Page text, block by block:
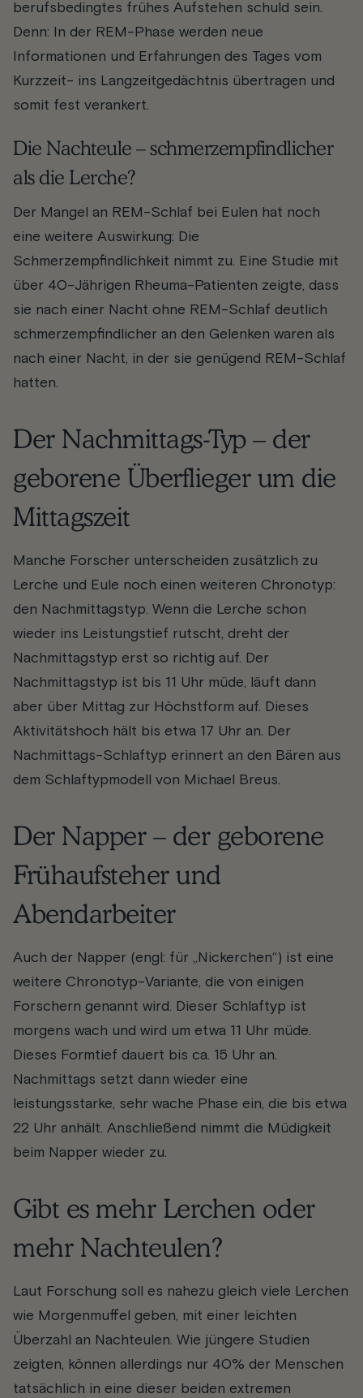
berufsbedingtes frühes Aufstehen schuld sein.
Denn: In der REM-Phase werden neue
Informationen und Erfahrungen des Tages vom
Kurzzeit- ins Langzeitgedächtnis übertragen und
somit fest verankert.
Die Nachteule – schmerzempfindlicher
als die Lerche?
Der Mangel an REM-Schlaf bei Eulen hat noch
eine weitere Auswirkung: Die
Schmerzempfindlichkeit nimmt zu. Eine Studie mit
über 40-Jährigen Rheuma-Patienten zeigte, dass
sie nach einer Nacht ohne REM-Schlaf deutlich
schmerzempfindlicher an den Gelenken waren als
nach einer Nacht, in der sie genügend REM-Schlaf
hatten.
Der Nachmittags-Typ – der
geborene Überflieger um die
Mittagszeit
Manche Forscher unterscheiden zusätzlich zu
Lerche und Eule noch einen weiteren Chronotyp:
den Nachmittagstyp. Wenn die Lerche schon
wieder ins Leistungstief rutscht, dreht der
Nachmittagstyp erst so richtig auf. Der
Nachmittagstyp ist bis 11 Uhr müde, läuft dann
aber über Mittag zur Höchstform auf. Dieses
Aktivitätshoch hält bis etwa 17 Uhr an. Der
Nachmittags-Schlaftyp erinnert an den Bären aus
dem Schlaftypmodell von Michael Breus.
Der Napper – der geborene
Frühaufsteher und
Abendarbeiter
Auch der Napper (engl: für „Nickerchen“) ist eine
weitere Chronotyp-Variante, die von einigen
Forschern genannt wird. Dieser Schlaftyp ist
morgens wach und wird um etwa 11 Uhr müde.
Dieses Formtief dauert bis ca. 15 Uhr an.
Nachmittags setzt dann wieder eine
leistungsstarke, sehr wache Phase ein, die bis etwa
22 Uhr anhält. Anschließend nimmt die Müdigkeit
beim Napper wieder zu.
Gibt es mehr Lerchen oder
mehr Nachteulen?
Laut Forschung soll es nahezu gleich viele Lerchen
wie Morgenmuffel geben, mit einer leichten
Überzahl an Nachteulen. Wie jüngere Studien
zeigten, können allerdings nur 40% der Menschen
tatsächlich in eine dieser beiden extremen